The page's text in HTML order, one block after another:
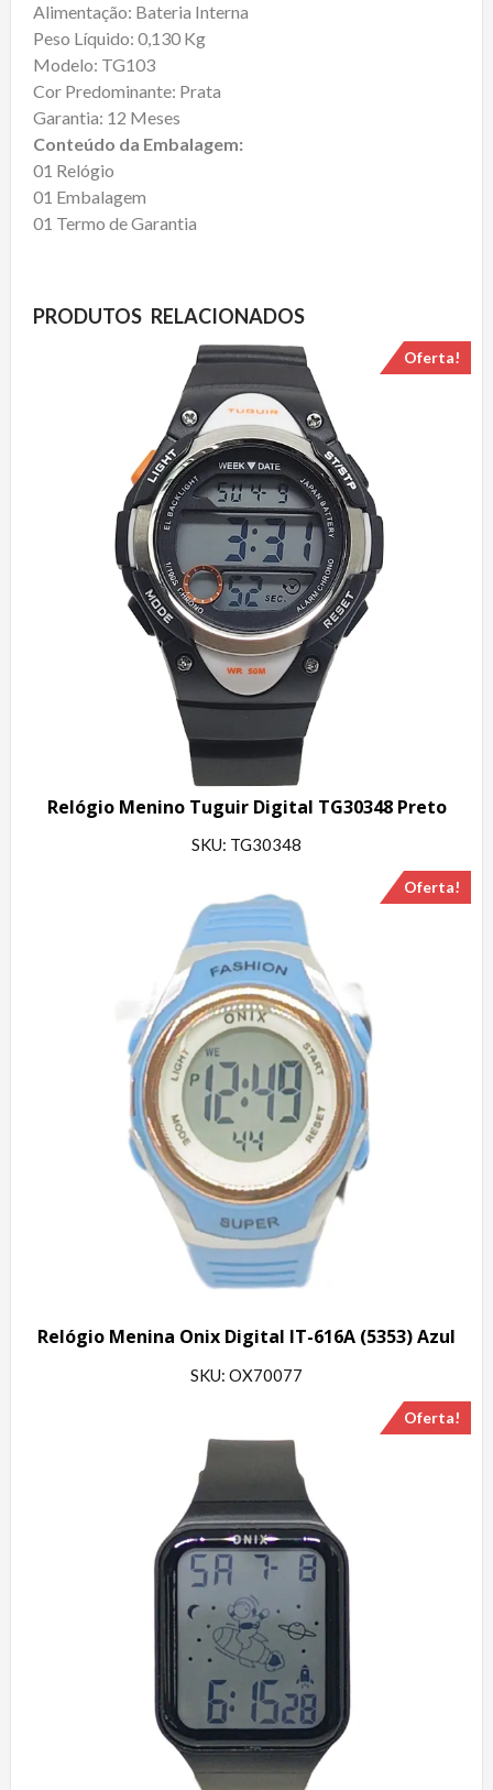
Alimentação: Bateria Interna
Peso Líquido: 0,130 Kg
Modelo: TG103
Cor Predominante: Prata
Garantia: 12 Meses
Conteúdo da Embalagem:
01 Relógio
01 Embalagem
01 Termo de Garantia
PRODUTOS RELACIONADOS
Oferta!
Relógio Menino Tuguir Digital TG30348 Preto
SKU: TG30348
Oferta!
Relógio Menina Onix Digital IT-616A (5353) Azul
SKU: OX70077
Oferta!